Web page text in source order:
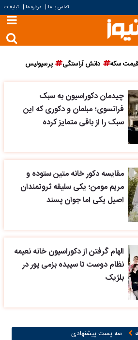
تماس با ما | درباره ما | تبلیغات
قیمت سکه دانش آراستگی پرسپولیس
چیدمان دکوراسیون به سبک
فرانسوی؛ مبلمان و دکوری که این
سبک را از باقی متمایز کرده
مقایسه دکور خانه متین ستوده و
مریم مومن؛ یکی سلیقه ثروتمندان
اصیل یکی اما جوان پسند
الهام گرفتن از دکوراسیون خانه نعیمه
نظام دوست تا سپیده بزمی پور در
بلژیک
سه پست پیشنهادی